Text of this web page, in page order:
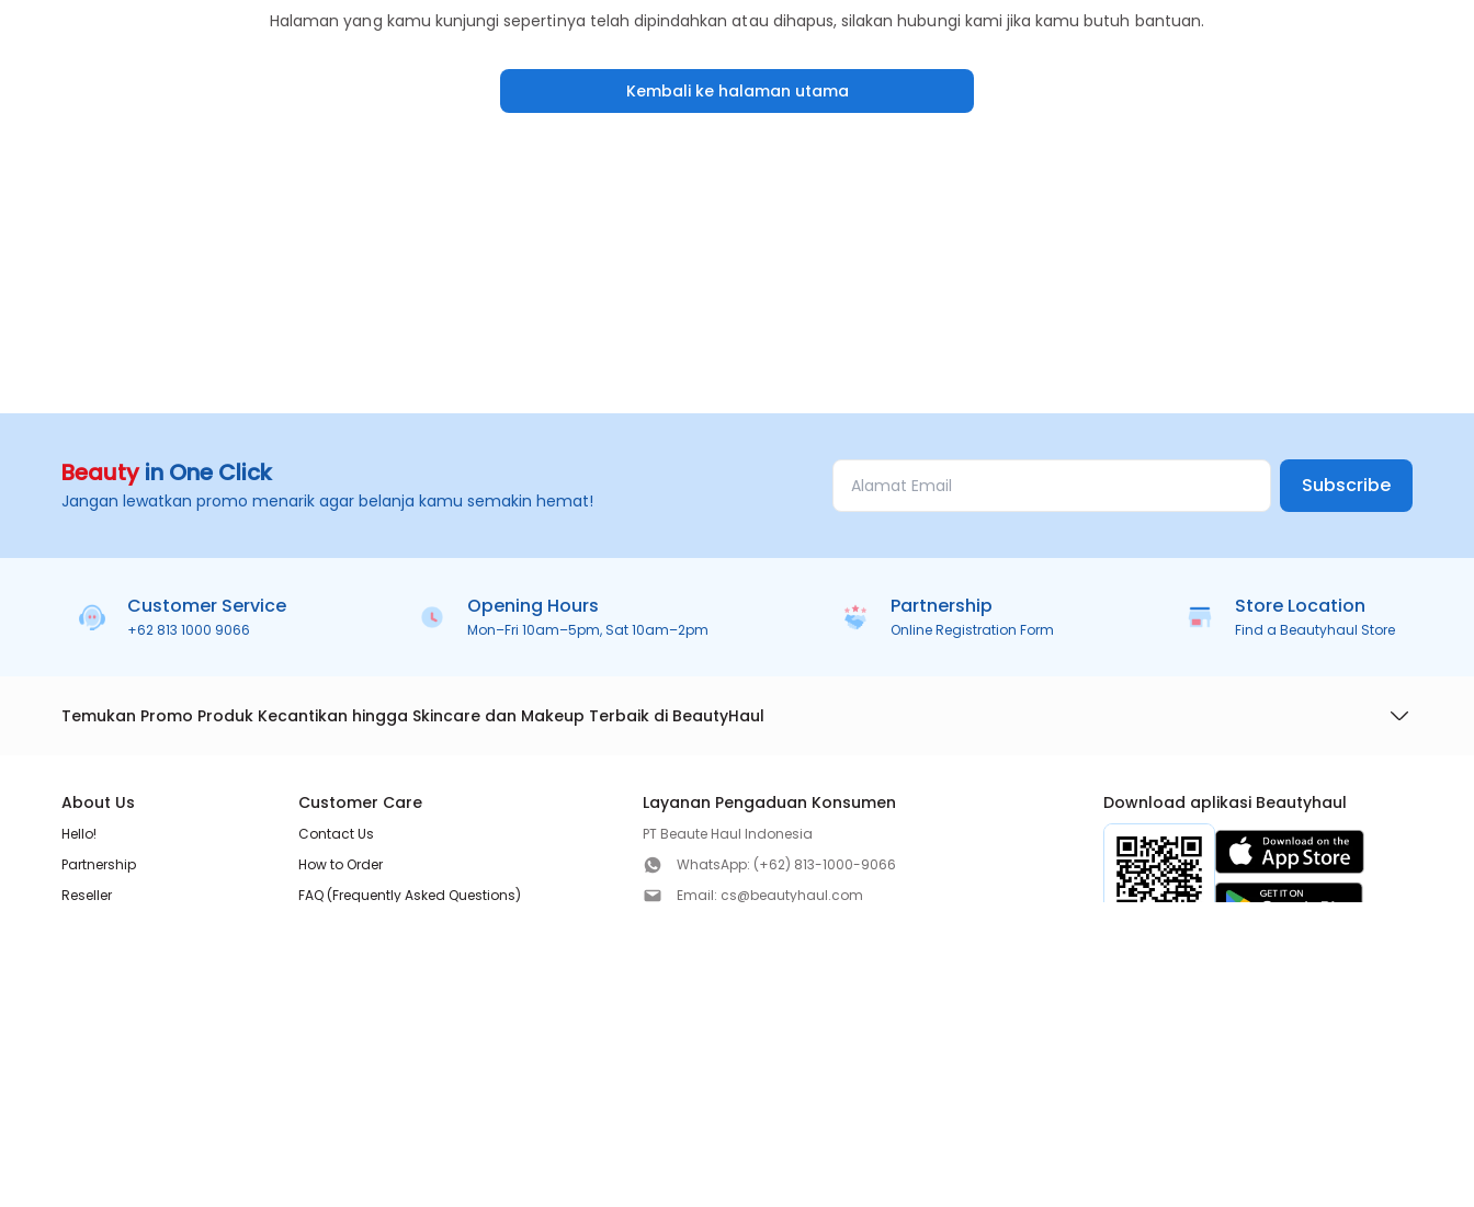
Halaman yang kamu kunjungi sepertinya telah dipindahkan atau dihapus, silakan hubungi kami jika kamu butuh bantuan.
Kembali ke halaman utama
Beautyin One Click
Jangan lewatkan promo menarik agar belanja kamu semakin hemat!
Subscribe
Customer Service
+62 813 1000 9066
Opening Hours
Mon–Fri 10am–5pm, Sat 10am–2pm
Partnership
Online Registration Form
Store Location
Find a Beautyhaul Store
Temukan Promo Produk Kecantikan hingga Skincare dan Makeup Terbaik di BeautyHaul
About Us
Hello!
Partnership
Reseller
Customer Care
Contact Us
How to Order
FAQ (Frequently Asked Questions)
Layanan Pengaduan Konsumen
PT Beaute Haul Indonesia
WhatsApp: (+62) 813-1000-9066
Email: cs@beautyhaul.com
Download aplikasi Beautyhaul